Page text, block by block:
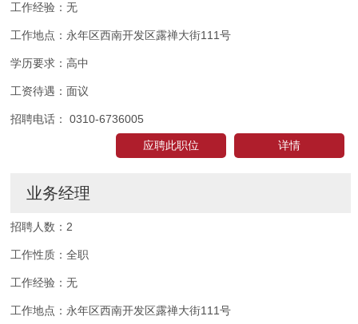
工作经验：无
工作地点： 永年区西南开发区露禅大街111号
学历要求：高中
工资待遇：面议
招聘电话： 0310-6736005
详情
应聘此职位
业务经理
招聘人数：2
工作性质：全职
工作经验：无
工作地点： 永年区西南开发区露禅大街111号